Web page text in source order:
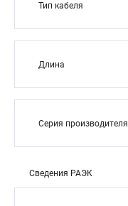
Тип кабеля
Длина
Серия производителя
Сведения РАЭК